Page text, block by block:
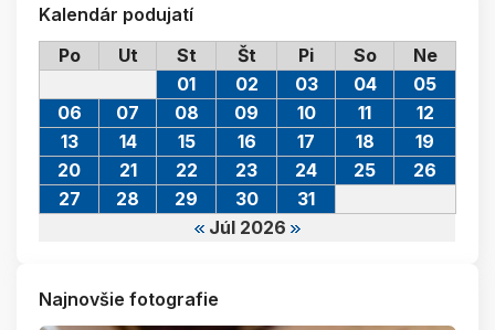
Kalendár podujatí
Po
Ut St Št Pi So Ne
Júl 2026
01 02 03 04
05
06
07 08 09 10 11
12
13
14 15 16 17 18
19
20
21 22 23 24 25
26
27
28 29 30 31
Najnovšie fotografie